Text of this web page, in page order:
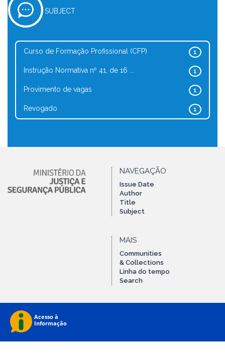
SUBJECT
1
Curso de Formação Profissional (CFP)
1
Instrução Normativa nº 41, de 16 ...
1
Provimento de vagas
1
Revogado
NAVEGAÇÃO
Issue Date
Author
Title
Subject
MAIS
Communities
& Collections
Linha do tempo
Search